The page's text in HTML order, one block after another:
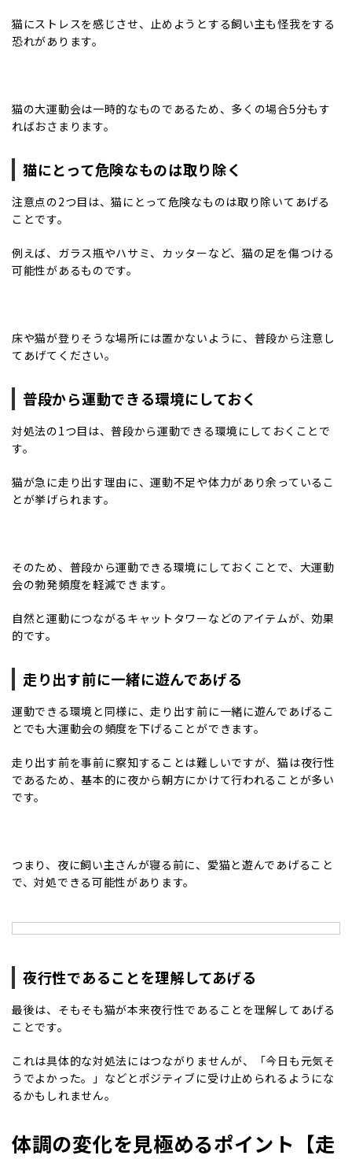
猫にストレスを感じさせ、止めようとする飼い主も怪我をする
恐れがあります。
猫の大運動会は一時的なものであるため、多くの場合5分もす
ればおさまります。
猫にとって危険なものは取り除く
注意点の2つ目は、猫にとって危険なものは取り除いてあげる
ことです。
例えば、ガラス瓶やハサミ、カッターなど、猫の足を傷つける
可能性があるものです。
床や猫が登りそうな場所には置かないように、普段から注意し
てあげてください。
普段から運動できる環境にしておく
対処法の1つ目は、普段から運動できる環境にしておくことで
す。
猫が急に走り出す理由に、運動不足や体力があり余っているこ
とが挙げられます。
そのため、普段から運動できる環境にしておくことで、大運動
会の勃発頻度を軽減できます。
自然と運動につながるキャットタワーなどのアイテムが、効果
的です。
走り出す前に一緒に遊んであげる
運動できる環境と同様に、走り出す前に一緒に遊んであげるこ
とでも大運動会の頻度を下げることができます。
走り出す前を事前に察知することは難しいですが、猫は夜行性
であるため、基本的に夜から朝方にかけて行われることが多い
です。
つまり、夜に飼い主さんが寝る前に、愛猫と遊んであげること
で、対処できる可能性があります。
夜行性であることを理解してあげる
最後は、そもそも猫が本来夜行性であることを理解してあげる
ことです。
これは具体的な対処法にはつながりませんが、「今日も元気そ
うでよかった。」などとポジティブに受け止められるようにな
るかもしれません。
体調の変化を見極めるポイント【走